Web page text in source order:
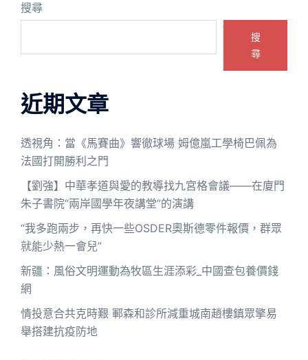
搜尋
搜
尋
近期文章
透視角：當《馬賽曲》響徹球場 姆億嵐工學椅巴佩為
法國打開勝利之門
【劉強】中華孝道與愛的教導找九宮格會議——在廈門
朱子書院“兩岸國學年夜講堂”的演講
“我多跑兩步，再快一些OSDER奧斯德零件報價，群眾
就能少熱一會兒”
新疆：風俗文明運動為牧區生涯添彩_中國查包養價錢
網
情投意合共克時艱 鄆森和診所減重城南趙樓鎮眾擎易
舉搭建抗疫防地